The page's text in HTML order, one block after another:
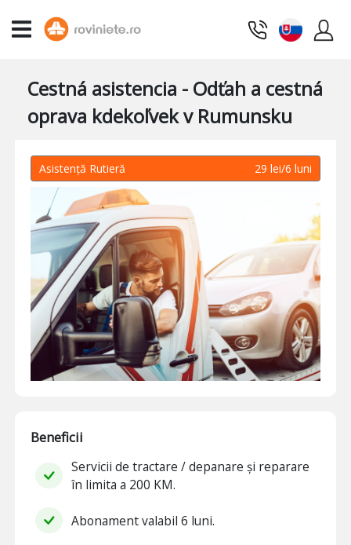
Cestná asistencia - Odťah a cestná
oprava kdekoľvek v Rumunsku
Asistență Rutieră 29 lei/6 luni
Beneficii
Servicii de tractare / depanare și reparare
în limita a 200 KM.
Abonament valabil 6 luni.